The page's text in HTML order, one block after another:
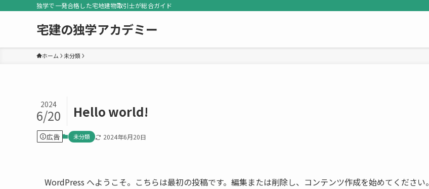
独学で一発合格した宅地建物取引士が総合ガイド
宅建の独学アカデミー
ホーム 未分類
Hello world!
2024
6/20
広告 未分類 2024年6月20日
WordPress へようこそ。こちらは最初の投稿です。編集または削除し、コンテンツ作成を始めてください。